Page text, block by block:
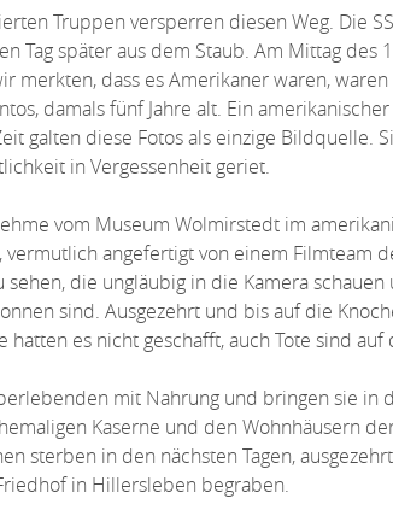
Truppen versperren diesen Weg. Die
Tag später aus dem Staub. Am Mittag
merkten, dass es Amerikaner waren,
damals fünf Jahre alt. Ein
galten diese Fotos als einzige Bildquelle.
in Vergessenheit geriet.
vom Museum Wolmirstedt im
angefertigt von einem Filmteam
die ungläubig in die Kamera schauen
sind. Ausgezehrt und bis auf die
hatten es nicht geschafft, auch Tote sind
mit Nahrung und bringen sie in
Kaserne und den Wohnhäusern
sterben in den nächsten Tagen,
in Hillersleben begraben.